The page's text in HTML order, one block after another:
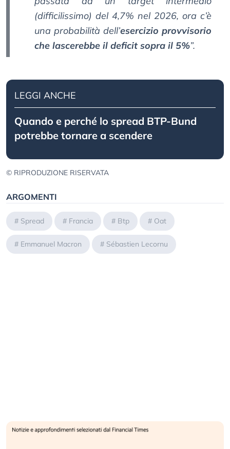
(difficilissimo) del 4,7% nel 2026, ora c’è
una probabilità dell’esercizio provvisorio
che lascerebbe il deficit sopra il 5%”.
LEGGI ANCHE
Quando e perché lo spread BTP-Bund
potrebbe tornare a scendere
© RIPRODUZIONE RISERVATA
ARGOMENTI
# Spread # Francia # Btp # Oat
# Emmanuel Macron # Sébastien Lecornu